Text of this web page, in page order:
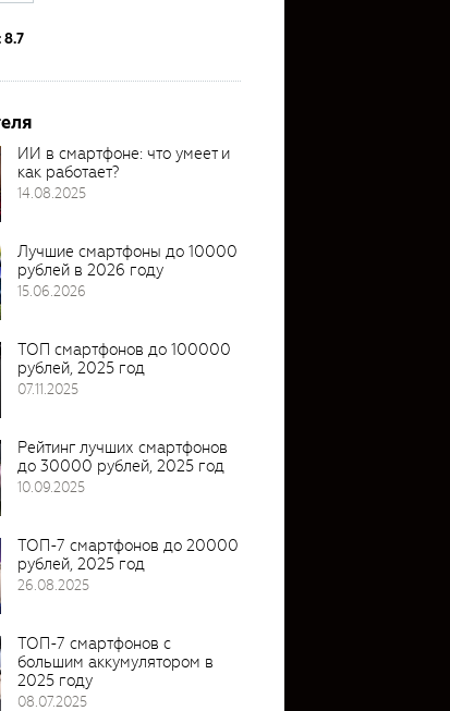
8.7
ИИ в смартфоне: что умеет и
как работает?
14.08.2025
Лучшие смартфоны до 10000
рублей в 2026 году
15.06.2026
ТОП смартфонов до 100000
рублей, 2025 год
07.11.2025
Рейтинг лучших смартфонов
до 30000 рублей, 2025 год
10.09.2025
ТОП-7 смартфонов до 20000
рублей, 2025 год
26.08.2025
ТОП-7 смартфонов с
большим аккумулятором в
2025 году
08.07.2025